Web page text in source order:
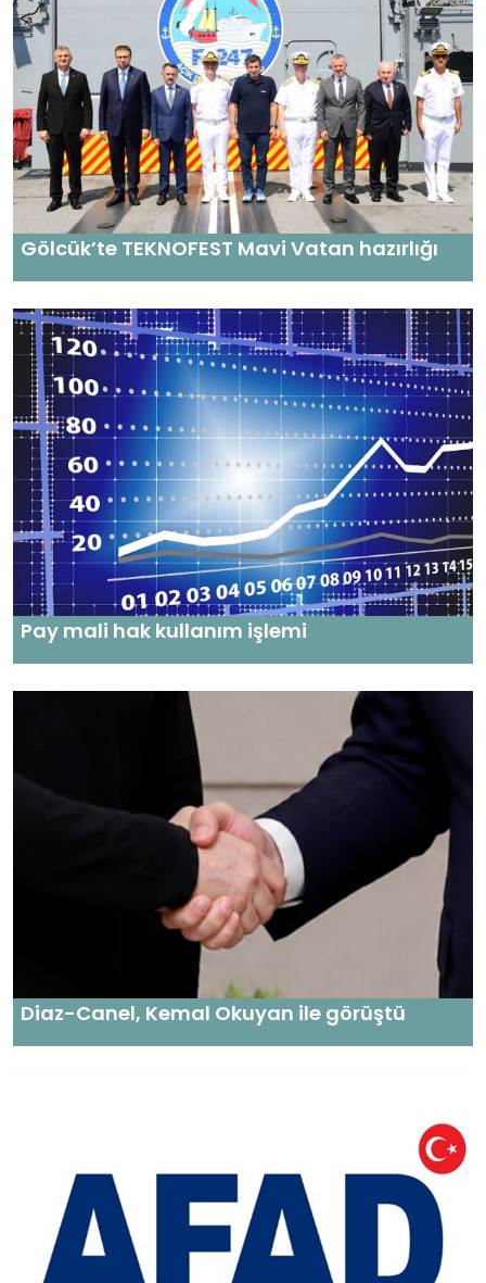
Gölcük’te TEKNOFEST Mavi Vatan hazırlığı
Pay mali hak kullanım işlemi
Diaz-Canel, Kemal Okuyan ile görüştü